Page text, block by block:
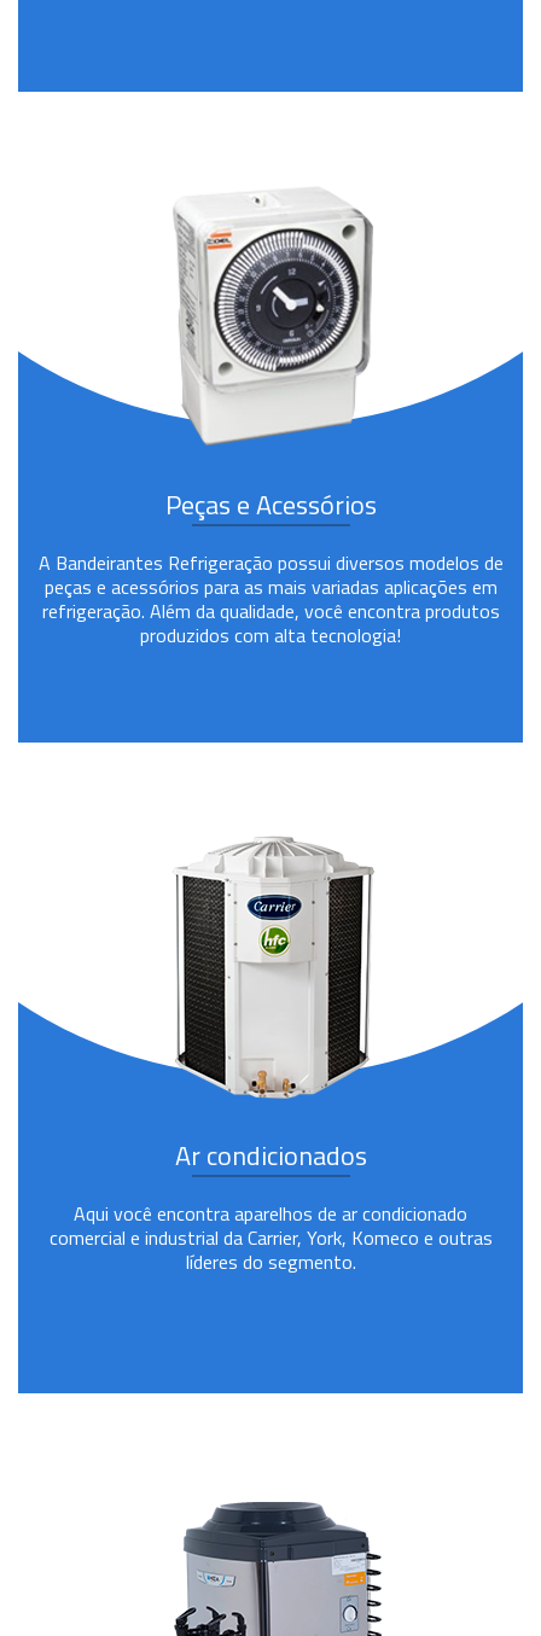
Peças e Acessórios
A Bandeirantes Refrigeração possui diversos modelos de
peças e acessórios para as mais variadas aplicações em
refrigeração. Além da qualidade, você encontra produtos
produzidos com alta tecnologia!
Ar condicionados
Aqui você encontra aparelhos de ar condicionado
comercial e industrial da Carrier, York, Komeco e outras
líderes do segmento.